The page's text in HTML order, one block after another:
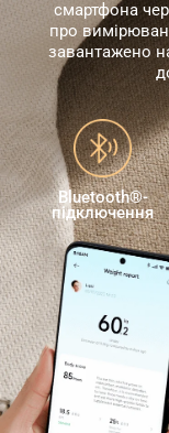
смартфона
про
завантажено
Bluetooth®-
підключення